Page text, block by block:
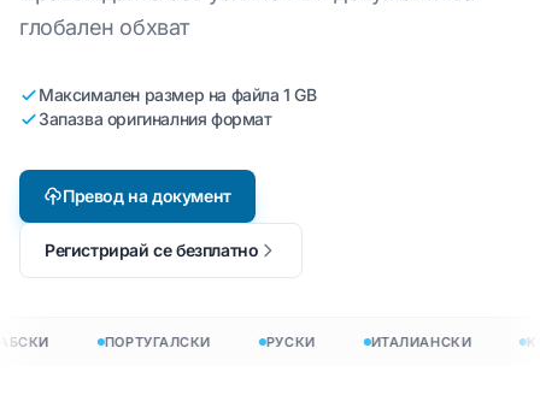
глобален обхват
Максимален размер на файла 1 GB
Запазва оригиналния формат
Превод на документ
Регистрирай се безплатно
ПОРТУГАЛСКИ РУСКИ ИТАЛИАНСКИ